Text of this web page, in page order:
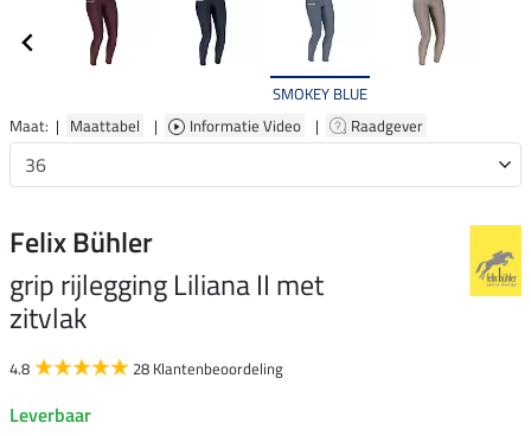
SMOKEY BLUE
Maat: | Maattabel | Informatie Video | Raadgever
Felix Bühler
grip rijlegging Liliana II met
zitvlak
4.8 28 Klantenbeoordeling
Leverbaar